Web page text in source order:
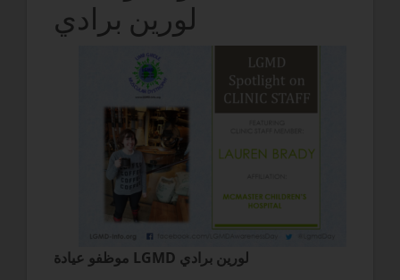
لورين برادي
موظفو عيادة LGMD لورين برادي